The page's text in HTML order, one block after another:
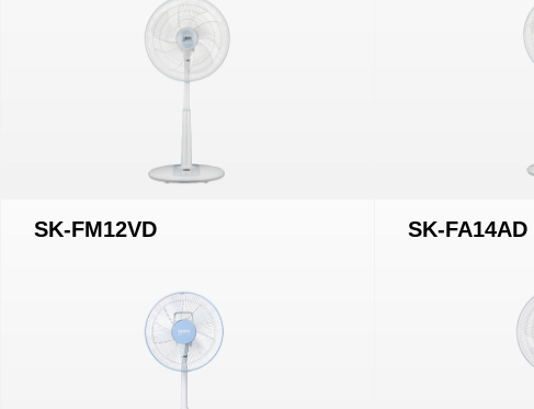
SK-FM12VD SK-FA14AD